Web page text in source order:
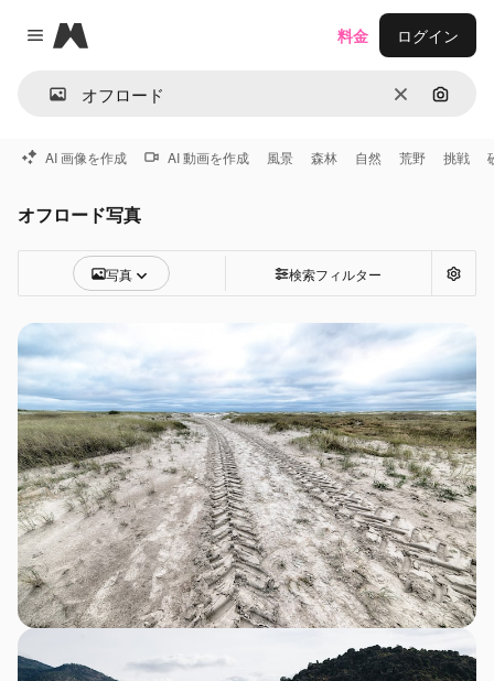
Close menu
Magnific
消去 画像で
料金 ログイン
AI 画像を作成 AI 動画を作成 風景 森林 自然 荒野 挑戦
オフロード写真
写真 検索フィルター